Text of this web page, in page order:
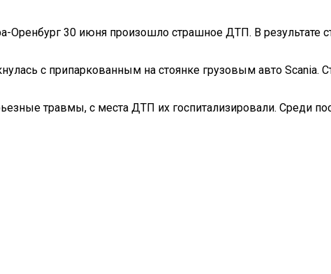
Оренбург 30 июня произошло страшное ДТП. В результате
с припаркованным на стоянке грузовым авто Scania.
травмы, с места ДТП их госпитализировали. Среди